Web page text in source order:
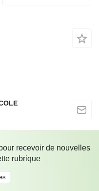
recevoir de nouvelles
rubrique